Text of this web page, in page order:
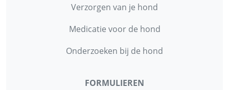
Verzorgen van je hond
Medicatie voor de hond
Onderzoeken bij de hond
FORMULIEREN